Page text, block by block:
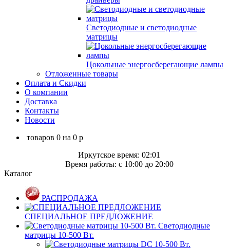
Светодиодные и светодиодные
матрицы
Цокольные энергосберегающие лампы
Отложенные товары
Оплата и Скидки
О компании
Доставка
Контакты
Новости
товаров 0 на 0 p
Иркутское время: 02:01
Время работы: c 10:00 до 20:00
Каталог
РАСПРОДАЖА
СПЕЦИАЛЬНОЕ ПРЕДЛОЖЕНИЕ
Светодиодные
матрицы 10-500 Вт.